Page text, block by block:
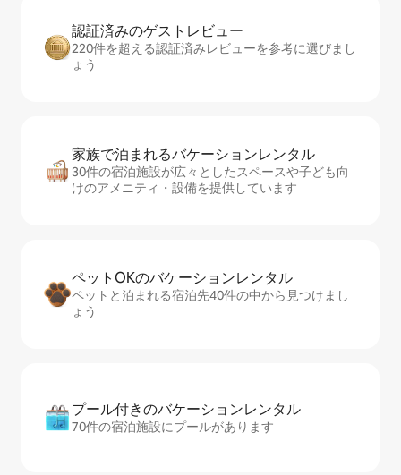
認証済みのゲ⁠ス⁠ト⁠レ⁠ビ⁠ュ⁠ー
220件を超える認証済みレビューを参考に選びまし
ょう
家族で泊まれるバ⁠ケ⁠ー⁠シ⁠ョ⁠ンレ⁠ン⁠タ⁠ル
30件の宿泊施設が広々としたスペースや子ども向
けのアメニティ・設備を提供しています
ペットOKのバ⁠ケ⁠ー⁠シ⁠ョ⁠ンレ⁠ン⁠タ⁠ル
ペットと泊まれる宿泊先40件の中から見つけまし
ょう
プール付きのバ⁠ケ⁠ー⁠シ⁠ョ⁠ンレ⁠ン⁠タ⁠ル
70件の宿泊施設にプールがあります